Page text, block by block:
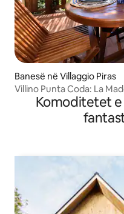
Banesë në Villaggio Piras
Villino Punta Coda: La
Komoditetet